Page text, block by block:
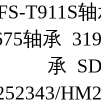
T911S
轴承
承